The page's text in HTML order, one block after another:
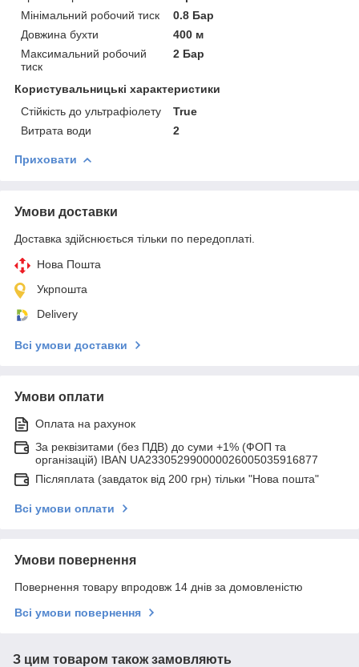
Мінімальний робочий тиск
0.8 Бар
Довжина бухти
400 м
Максимальний робочий
тиск
2 Бар
Користувальницькі характеристики
Стійкість до ультрафіолету
True
Витрата води
2
Приховати
Умови доставки
Доставка здійснюється тільки по передоплаті.
Нова Пошта
Укрпошта
Delivery
Всі умови доставки
Умови оплати
Оплата на рахунок
За реквізитами (без ПДВ) до суми +1% (ФОП та
організацій) IBAN UA233052990000026005035916877
Післяплата (завдаток від 200 грн) тільки "Нова пошта"
Всі умови оплати
Умови повернення
Повернення товару впродовж 14 днів за домовленістю
Всі умови повернення
З цим товаром також замовляють